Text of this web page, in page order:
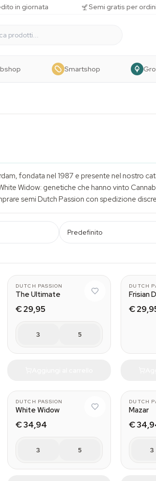
in giornata Semi gratis per
Smartshop
fondata nel 1987 e presente nel nostro
Widow: genetiche che hanno vinto
semi Dutch Passion con spedizione
Predefinito
DUTCH PASSION
The Ultimate
€ 29,95
3 5
DUTCH
Frisian
€
DUTCH PASSION
White Widow
€ 34,94
3 5
DUTCH
Mazar
€
3